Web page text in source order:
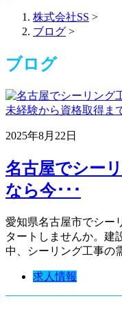
株式会社SS >
ブログ >
ブログ
2025年8月22日
名古屋でシー
なら今･･･
愛知県名古屋市でシー
タートしませんか。建
中、シーリング工事の
求人情報